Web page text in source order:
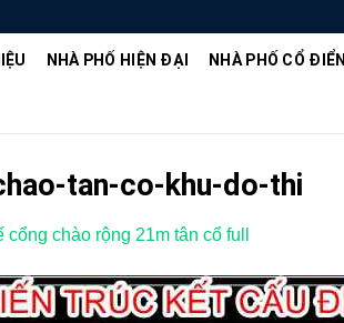
NHÀ PHỐ HIỆN ĐẠI NHÀ PHỐ CỔ ĐIỂN
tan-co-khu-do-thi
chào rộng 21m tân cổ full